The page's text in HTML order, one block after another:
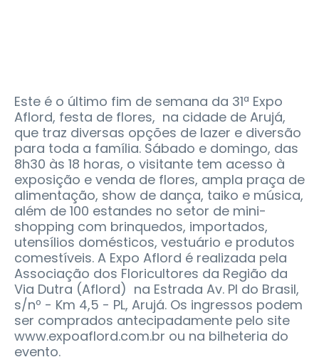
Este é o último fim de semana da 31ª Expo
Aflord, festa de flores, na cidade de Arujá,
que traz diversas opções de lazer e diversão
para toda a família. Sábado e domingo, das
8h30 às 18 horas, o visitante tem acesso à
exposição e venda de flores, ampla praça de
alimentação, show de dança, taiko e música,
além de 100 estandes no setor de mini-
shopping com brinquedos, importados,
utensílios domésticos, vestuário e produtos
comestíveis. A Expo Aflord é realizada pela
Associação dos Floricultores da Região da
Via Dutra (Aflord) na Estrada Av. Pl do Brasil,
s/nº - Km 4,5 - PL, Arujá. Os ingressos podem
ser comprados antecipadamente pelo site
www.expoaflord.com.br ou na bilheteria do
evento.